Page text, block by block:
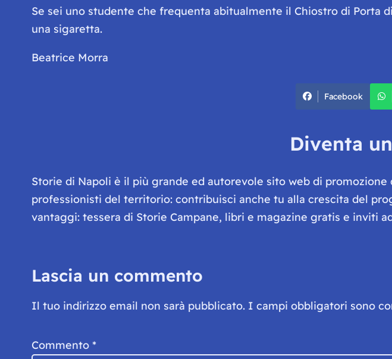
Se sei uno studente che frequenta abitualmente il Chiostro di Porta
una sigaretta.
Beatrice Morra
Facebook
Diventa
Storie di Napoli è il più grande ed autorevole sito web di
professionisti del territorio: contribuisci anche tu alla crescita del
vantaggi: tessera di Storie Campane, libri e magazine gratis e inviti
Lascia un commento
Il tuo indirizzo email non sarà pubblicato. I campi obbligatori sono
Commento *